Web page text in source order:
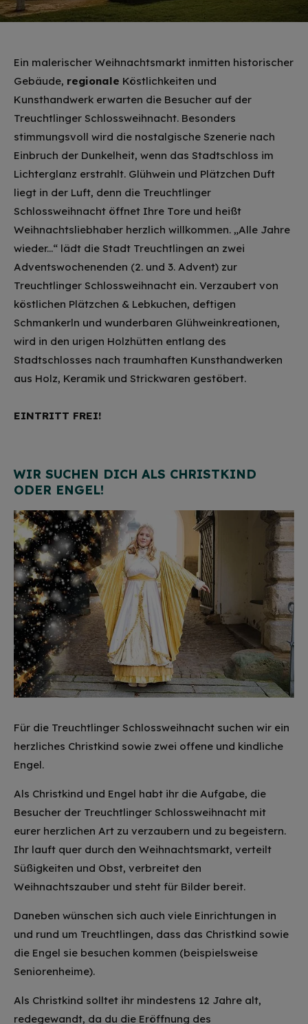
Ein malerischer Weihnachtsmarkt inmitten historischer
Gebäude, regionale Köstlichkeiten und
Kunsthandwerk erwarten die Besucher auf der
Treuchtlinger Schlossweihnacht. Besonders
stimmungsvoll wird die nostalgische Szenerie nach
Einbruch der Dunkelheit, wenn das Stadtschloss im
Lichterglanz erstrahlt. Glühwein und Plätzchen Duft
liegt in der Luft, denn die Treuchtlinger
Schlossweihnacht öffnet Ihre Tore und heißt
Weihnachtsliebhaber herzlich willkommen. „Alle Jahre
wieder...“ lädt die Stadt Treuchtlingen an zwei
Adventswochenenden (2. und 3. Advent) zur
Treuchtlinger Schlossweihnacht ein. Verzaubert von
köstlichen Plätzchen & Lebkuchen, deftigen
Schmankerln und wunderbaren Glühweinkreationen,
wird in den urigen Holzhütten entlang des
Stadtschlosses nach traumhaften Kunsthandwerken
aus Holz, Keramik und Strickwaren gestöbert.
EINTRITT FREI!
WIR SUCHEN DICH ALS CHRISTKIND
ODER ENGEL!
Für die Treuchtlinger Schlossweihnacht suchen wir ein
herzliches Christkind sowie zwei offene und kindliche
Engel.
Als Christkind und Engel habt ihr die Aufgabe, die
Besucher der Treuchtlinger Schlossweihnacht mit
eurer herzlichen Art zu verzaubern und zu begeistern.
Ihr lauft quer durch den Weihnachtsmarkt, verteilt
Süßigkeiten und Obst, verbreitet den
Weihnachtszauber und steht für Bilder bereit.
Daneben wünschen sich auch viele Einrichtungen in
und rund um Treuchtlingen, dass das Christkind sowie
die Engel sie besuchen kommen (beispielsweise
Seniorenheime).
Als Christkind solltet ihr mindestens 12 Jahre alt,
redegewandt, da du die Eröffnung des